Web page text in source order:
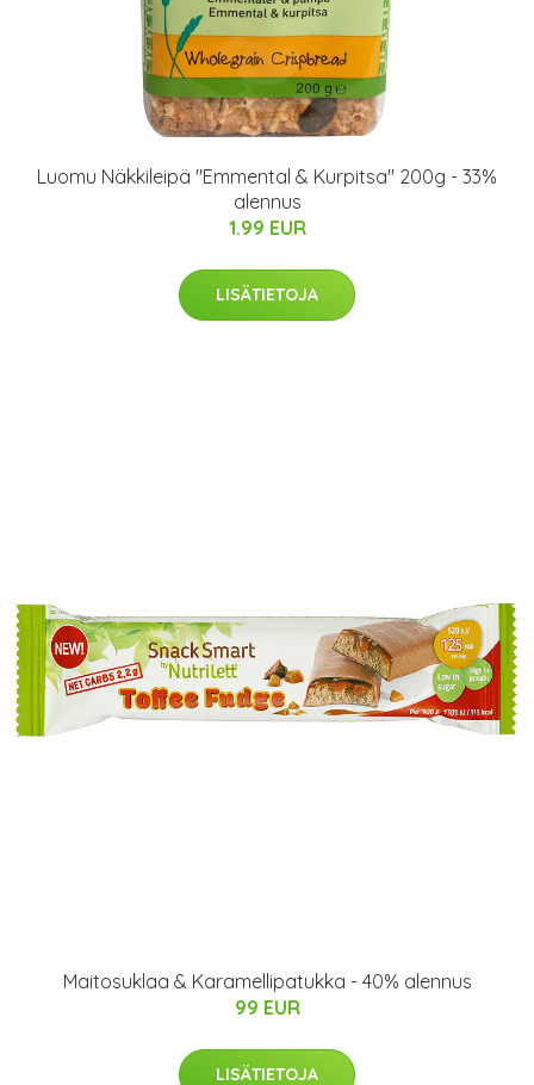
Luomu Näkkileipä "Emmental & Kurpitsa" 200g - 33%
alennus
1.99 EUR
LISÄTIETOJA
Maitosuklaa & Karamellipatukka - 40% alennus
99 EUR
LISÄTIETOJA